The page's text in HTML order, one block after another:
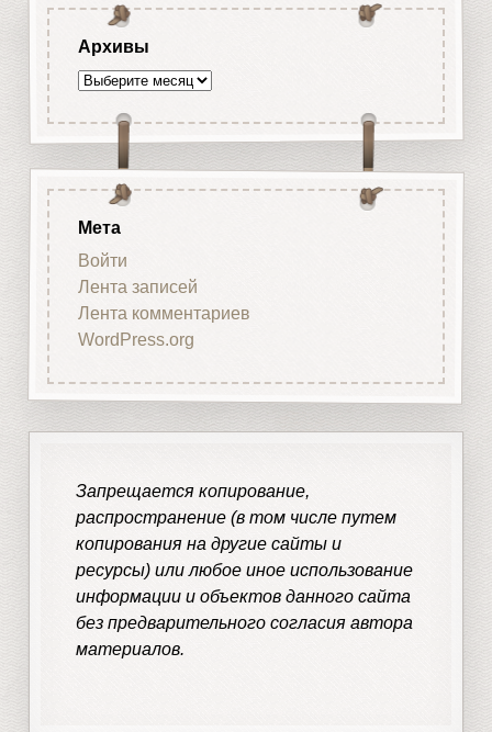
Архивы
Архивы
Мета
Войти
Лента записей
Лента комментариев
WordPress.org
Запрещается копирование,
распространение (в том числе путем
копирования на другие сайты и
ресурсы) или любое иное использование
информации и объектов данного сайта
без предварительного согласия автора
материалов.